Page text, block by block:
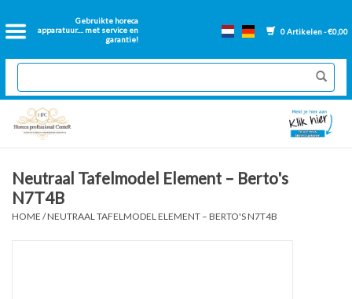
Gebruikte horeca
apparatuur.... met service en
garantie!
0 Artikelen - €0,00
Home
2dehands Horeca
Nieuwe apparatuur
GN Bakken
Neutraal Tafelmodel Element – Berto's
N7T4B
HOME /NEUTRAAL TAFELMODEL ELEMENT – BERTO'S N7T4B